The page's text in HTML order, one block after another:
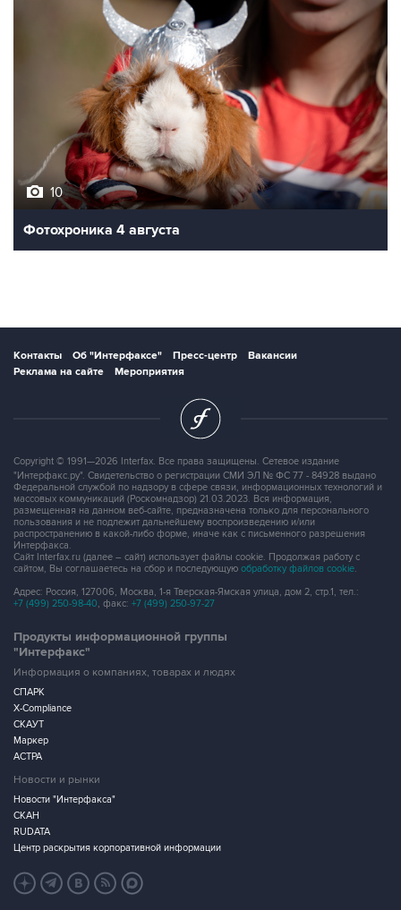
10
Фотохроника 4 августа
Контакты Об "Интерфаксе" Пресс-центр
Вакансии
Реклама на сайте
Мероприятия
Copyright © 1991—2026 Interfax. Все права защищены. Сетевое издание
"Интерфакс.ру". Свидетельство о регистрации СМИ ЭЛ № ФС 77 - 84928 выдано
Федеральной службой по надзору в сфере связи, информационных технологий и
массовых коммуникаций (Роскомнадзор) 21.03.2023. Вся информация,
размещенная на данном веб-сайте, предназначена только для персонального
пользования и не подлежит дальнейшему воспроизведению и/или
распространению в какой-либо форме, иначе как с письменного разрешения
Интерфакса.
Сайт Interfax.ru (далее – сайт) использует файлы cookie. Продолжая работу с
сайтом, Вы соглашаетесь на сбор и последующую обработку файлов cookie.
Адрес: Россия, 127006, Москва, 1-я Тверская-Ямская улица, дом 2, стр.1, тел.:
+7 (499) 250-98-40, факс: +7 (499) 250-97-27
Продукты информационной группы
"Интерфакс"
Информация о компаниях, товарах и людях
СПАРК
X-Compliance
СКАУТ
Маркер
АСТРА
Новости и рынки
Новости "Интерфакса"
СКАН
RUDATA
Центр раскрытия корпоративной информации